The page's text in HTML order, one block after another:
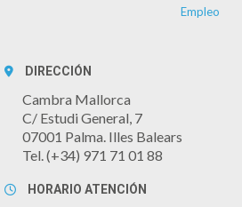
Empleo
DIRECCIÓN
Cambra Mallorca
C/ Estudi General, 7
07001 Palma. Illes Balears
Tel. (+34) 971 71 01 88
HORARIO ATENCIÓN